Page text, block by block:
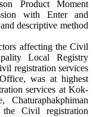
Product Moment
with Enter and
descriptive method
affecting the Civil
Local Registry
registration services
was at highest
services at Kok-
Civil registration